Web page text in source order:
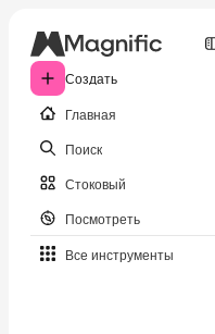
Создать
Главная
Поиск
Стоковый
Посмотреть
Все инструменты